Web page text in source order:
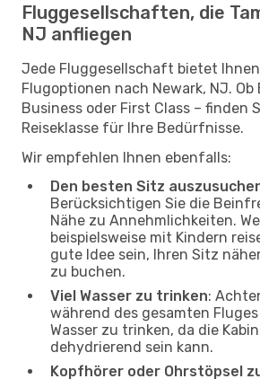
Fluggesellschaften, die
NJ anfliegen
Jede Fluggesellschaft bietet
Flugoptionen nach Newark, NJ. Ob
Business oder First Class – finden
Reiseklasse für Ihre Bedürfnisse.
Wir empfehlen Ihnen ebenfalls:
Den besten Sitz
Berücksichtigen Sie die
Nähe zu Annehmlichkeiten.
beispielsweise mit Kindern
gute Idee sein, Ihren Sitz
zu buchen.
Viel Wasser zu trinken:
während des gesamten
Wasser zu trinken, da die
dehydrierend sein kann.
Kopfhörer oder Ohrstöpsel